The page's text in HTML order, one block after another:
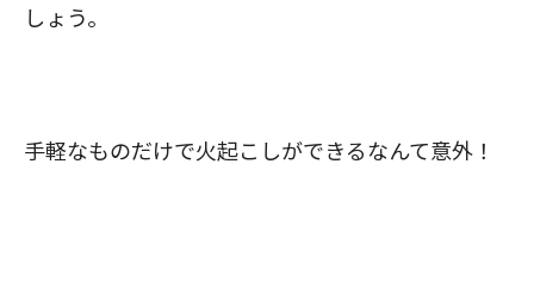
しょう。
手軽なものだけで火起こしができるなんて意外！